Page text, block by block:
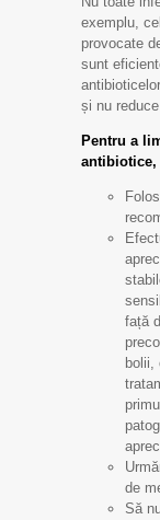
exemplu,
provocate
sunt
și nu
Pentru a
antibiotice,
față
bolii,
de
Să